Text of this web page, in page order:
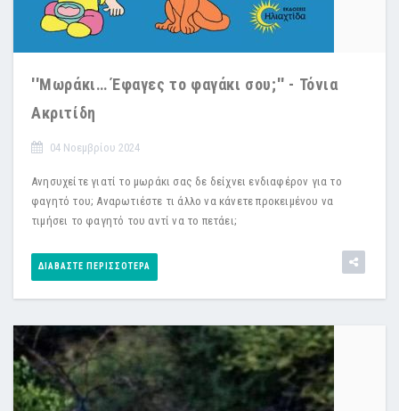
''Μωράκι… Έφαγες το φαγάκι σου;'' - Τόνια
Ακριτίδη
04 Νοεμβρίου 2024
Ανησυχείτε γιατί το μωράκι σας δε δείχνει ενδιαφέρον για το
φαγητό του; Αναρωτιέστε τι άλλο να κάνετε προκειμένου να
τιμήσει το φαγητό του αντί να το πετάει;
ΔΙΑΒΆΣΤΕ ΠΕΡΙΣΣΌΤΕΡΑ